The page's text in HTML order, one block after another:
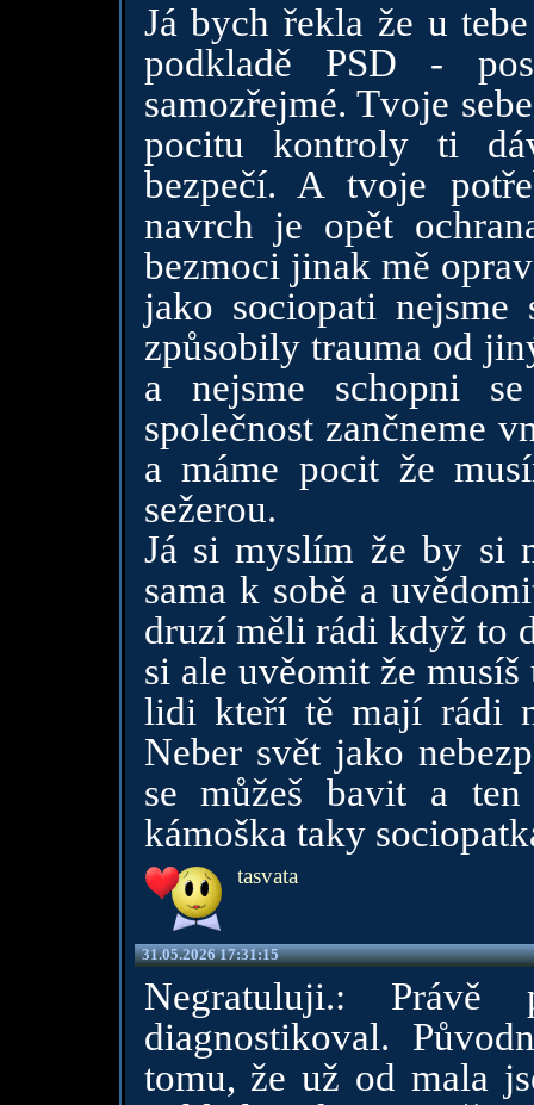
Já bych řekla že u
podkladě PSD -
samozřejmé. Tvoje
pocitu kontroly ti
bezpečí. A tvoje
navrch je opět
bezmoci jinak mě
jako sociopati
způsobily trauma od
a nejsme schopni
společnost zančneme
a máme pocit že
sežerou.
Já si myslím že by si
sama k sobě a
druzí měli rádi když to
si ale uvěomit že
lidi kteří tě mají rádi
Neber svět jako
se můžeš bavit a
kámoška taky
tasvata
31.05.2026 17:31:15
Negratuluji.:
diagnostikoval.
tomu, že už od mala